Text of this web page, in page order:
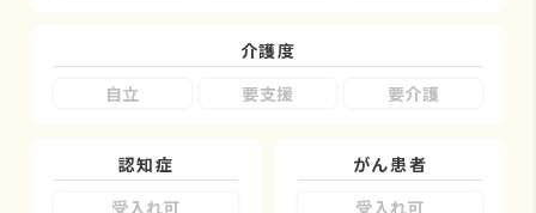
介護度
自立
要支援 要介護
認知症
受入れ可
がん患者
受入れ可